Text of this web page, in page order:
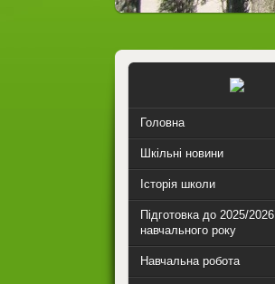
Головна
Шкільні новини
Історія школи
Підготовка до 2025/2026
навчального року
Навчальна робота